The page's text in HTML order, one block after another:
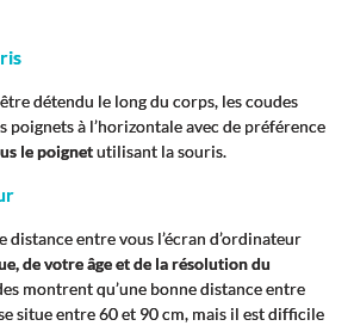
détendu le long du corps, les coudes
poignets à l’horizontale avec de préférence
le poignetutilisant la souris.
distance entre vous l’écran d’ordinateur
de votre âge et de la résolution du
montrent qu’une bonne distance entre
se situe entre 60 et 90 cm, mais il est difficile